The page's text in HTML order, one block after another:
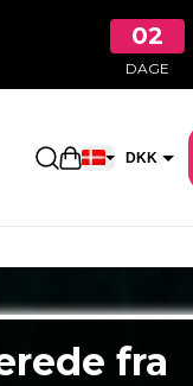
02
DAGE
Åbn DKK
fra